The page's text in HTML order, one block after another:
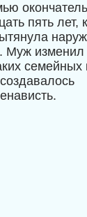
пять лет,
Муж
семейных